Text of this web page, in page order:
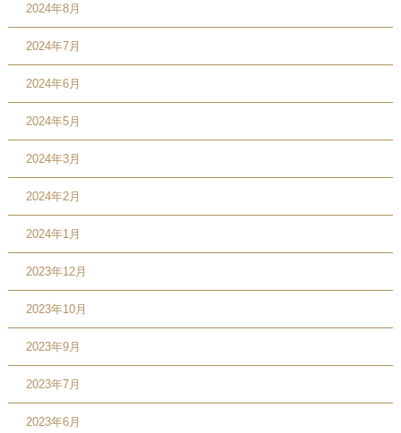
2024年8月
2024年7月
2024年6月
2024年5月
2024年3月
2024年2月
2024年1月
2023年12月
2023年10月
2023年9月
2023年7月
2023年6月